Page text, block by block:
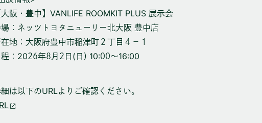
大阪・豊中】VANLIFE ROOMKIT PLUS 展示会
： ネッツトヨタニューリー北大阪 豊中店
地： 大阪府豊中市稲津町２丁目４−１
： 2026年8月2日(日) 10:00〜16:00
は以下のURLよりご確認ください。